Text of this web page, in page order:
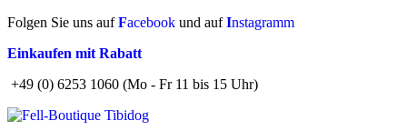
Zum
springen
Folgen Sie uns aufFacebook und aufInstagramm
Einkaufen mit Rabatt
+49 (0) 6253 1060 (Mo - Fr 11 bis 15 Uhr)